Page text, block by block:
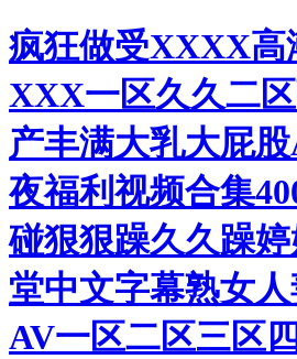
疯狂做受XXXX高
XXX一区久久二
产丰满大乳大屁
夜福利视频合集
碰狠狠躁久久躁
堂中文字幕熟女
AV一区二区三区